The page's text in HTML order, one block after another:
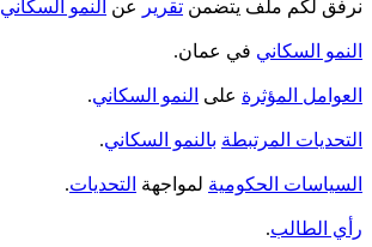
نرفق لكم ملف يتضمن تقرير عن النمو السكاني
النمو السكاني في عمان.
العوامل المؤثرة على النمو السكاني.
التحديات المرتبطة بالنمو السكاني.
السياسات الحكومية لمواجهة التحديات.
رأي الطالب.